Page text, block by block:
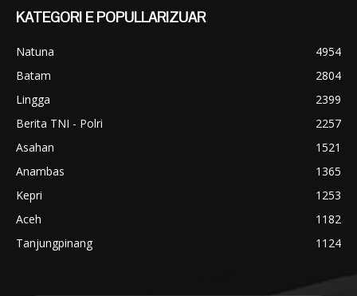
KATEGORI E POPULLARIZUAR
Natuna
4954
Batam
2804
Lingga
2399
Berita TNI - Polri
2257
Asahan
1521
Anambas
1365
Kepri
1253
Aceh
1182
Tanjungpinang
1124